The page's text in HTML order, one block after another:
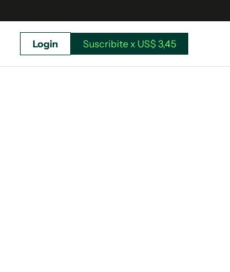
Login Suscribite x US$ 3,45